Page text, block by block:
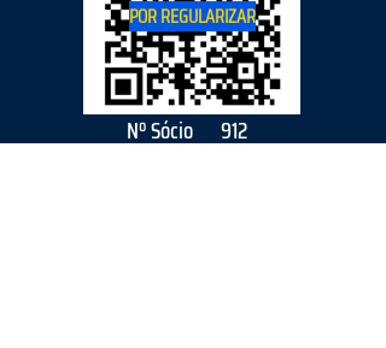
912
Nº Sócio
POR REGULARIZAR